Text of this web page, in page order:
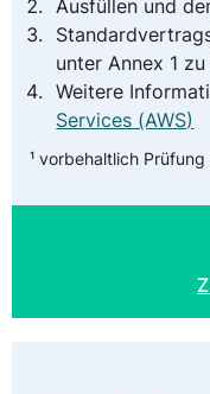
Ausfüllen und
unter Annex 1
Weitere
Services (AWS)
¹ vorbehaltlich Prüfung